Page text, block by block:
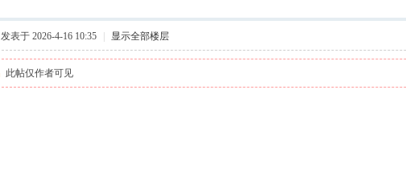
发表于 2026-4-16 10:35 显示全部楼层
此帖仅作者可见